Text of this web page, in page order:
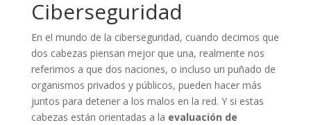
Ciberseguridad
En el mundo de la ciberseguridad, cuando decimos que
dos cabezas piensan mejor que una, realmente nos
referimos a que dos naciones, o incluso un puñado de
organismos privados y públicos, pueden hacer más
juntos para detener a los malos en la red. Y si estas
cabezas están orientadas a la evaluación de